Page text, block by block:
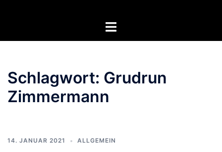
Menü
Schlagwort: Grudrun
Zimmermann
14. JANUAR 2021 ALLGEMEIN